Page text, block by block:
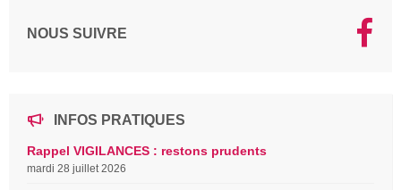
NOUS SUIVRE
INFOS PRATIQUES
Rappel VIGILANCES : restons prudents
mardi 28 juillet 2026